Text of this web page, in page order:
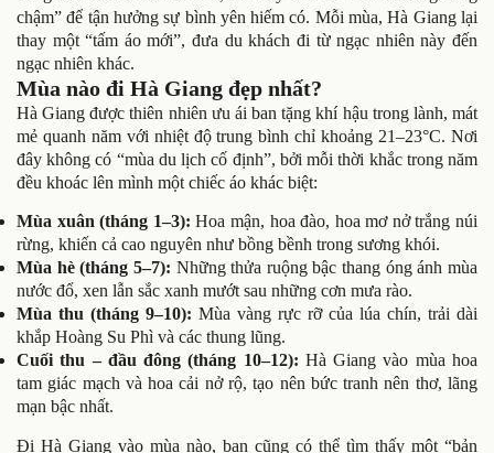
chậm” để tận hưởng sự bình yên hiếm có. Mỗi mùa, Hà Giang lại
thay một “tấm áo mới”, đưa du khách đi từ ngạc nhiên này đến
ngạc nhiên khác.
Mùa nào đi Hà Giang đẹp nhất?
Hà Giang được thiên nhiên ưu ái ban tặng khí hậu trong lành, mát
mẻ quanh năm với nhiệt độ trung bình chỉ khoảng 21–23°C. Nơi
đây không có “mùa du lịch cố định”, bởi mỗi thời khắc trong năm
đều khoác lên mình một chiếc áo khác biệt:
Mùa xuân (tháng 1–3):Hoa mận, hoa đào, hoa mơ nở trắng núi
rừng, khiến cả cao nguyên như bồng bềnh trong sương khói.
Mùa hè (tháng 5–7): Những thửa ruộng bậc thang óng ánh mùa
nước đổ, xen lẫn sắc xanh mướt sau những cơn mưa rào.
Mùa thu (tháng 9–10): Mùa vàng rực rỡ của lúa chín, trải dài
khắp Hoàng Su Phì và các thung lũng.
Cuối thu – đầu đông (tháng 10–12): Hà Giang vào mùa hoa
tam giác mạch và hoa cải nở rộ, tạo nên bức tranh nên thơ, lãng
mạn bậc nhất.
Đi Hà Giang vào mùa nào, bạn cũng có thể tìm thấy một “bản